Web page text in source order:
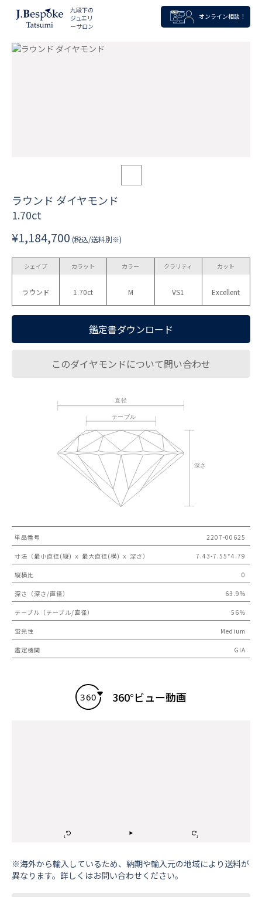
九段下の
ジュエリ
ーサロン
オンライン相談！
ラウンド ダイヤモンド
1.70ct
¥1,184,700 (税込/送料別※)
シェイプ
ラウンド
カラット
1.70ct
カラー
M
クラリティ
VS1
カット
Excellent
鑑定書ダウンロード
このダイヤモンドについて問い合わせ
単品番号 2207-00625
寸法（最小直径(縦) ｘ 最大直径(横) ｘ 深さ） 7.43-7.55*4.79
縦横比 0
深さ（深さ/直径） 63.9%
テーブル（テーブル/直径） 56％
蛍光性 Medium
鑑定機関 GIA
360°ビュー動画
※海外から輸⼊しているため、納期や輸⼊元の地域により送料が
異なります。詳しくはお問い合わせください。